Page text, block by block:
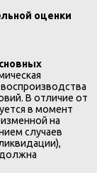
оценки
В отличие от
в момент
на
случаев